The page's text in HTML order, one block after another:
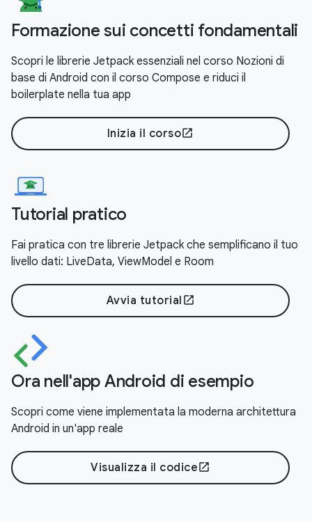
Formazione sui concetti fondamentali
Scopri le librerie Jetpack essenziali nel corso Nozioni di
base di Android con il corso Compose e riduci il
boilerplate nella tua app
Inizia il corsoopen_in_new
Tutorial pratico
Fai pratica con tre librerie Jetpack che semplificano il tuo
livello dati: LiveData, ViewModel e Room
Avvia tutorial open_in_new
Ora nell'app Android di esempio
Scopri come viene implementata la moderna architettura
Android in un'app reale
Visualizza il codice open_in_new